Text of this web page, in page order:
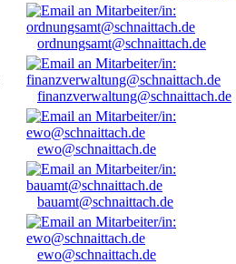
ordnungsamt@schnaittach.de
finanzverwaltung@schnaittach.de
ewo@schnaittach.de
bauamt@schnaittach.de
ewo@schnaittach.de